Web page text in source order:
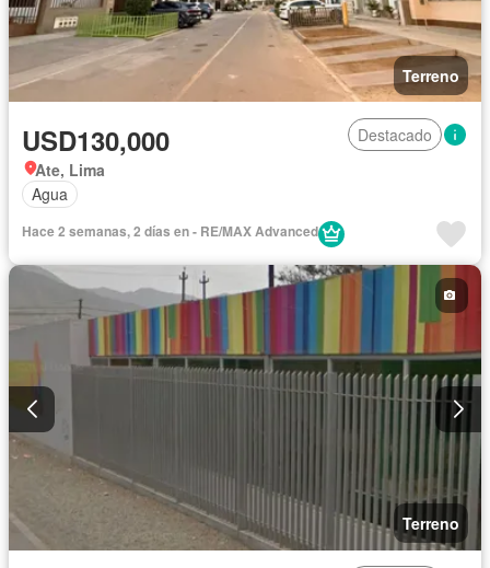
Terreno
USD130,000
Destacado
Ate, Lima
Agua
Hace 2 semanas, 2 días en - RE/MAX Advanced
Terreno